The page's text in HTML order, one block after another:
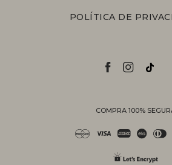
POLÍTICA DE
COMPRA 100%